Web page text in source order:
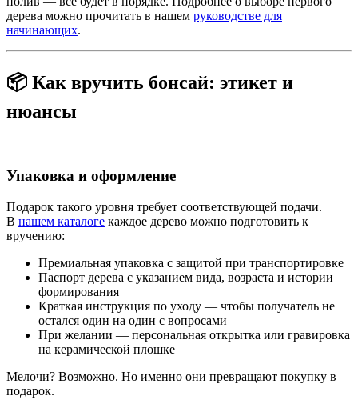
дерева можно прочитать в нашем руководстве для
начинающих.
📦 Как вручить бонсай: этикет и
нюансы
Упаковка и оформление
Подарок такого уровня требует соответствующей подачи.
В нашем каталоге каждое дерево можно подготовить к
вручению:
Премиальная упаковка с защитой при транспортировке
Паспорт дерева с указанием вида, возраста и истории
формирования
Краткая инструкция по уходу — чтобы получатель не
остался один на один с вопросами
При желании — персональная открытка или гравировка
на керамической плошке
Мелочи? Возможно. Но именно они превращают покупку в
подарок.